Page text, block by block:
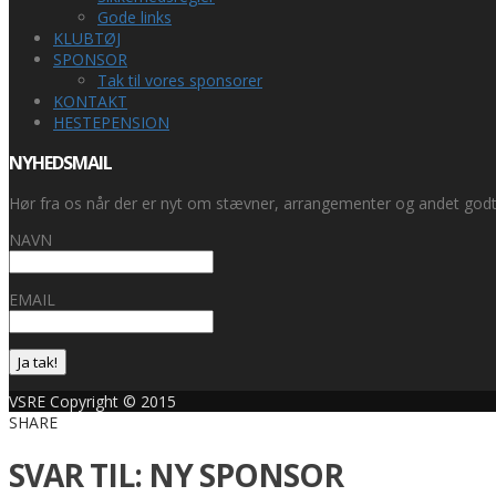
Gode links
KLUBTØJ
SPONSOR
Tak til vores sponsorer
KONTAKT
HESTEPENSION
NYHEDSMAIL
Hør fra os når der er nyt om stævner, arrangementer og andet
NAVN
EMAIL
Ja tak!
VSRE Copyright © 2015
SHARE
SVAR TIL: NY SPONSOR